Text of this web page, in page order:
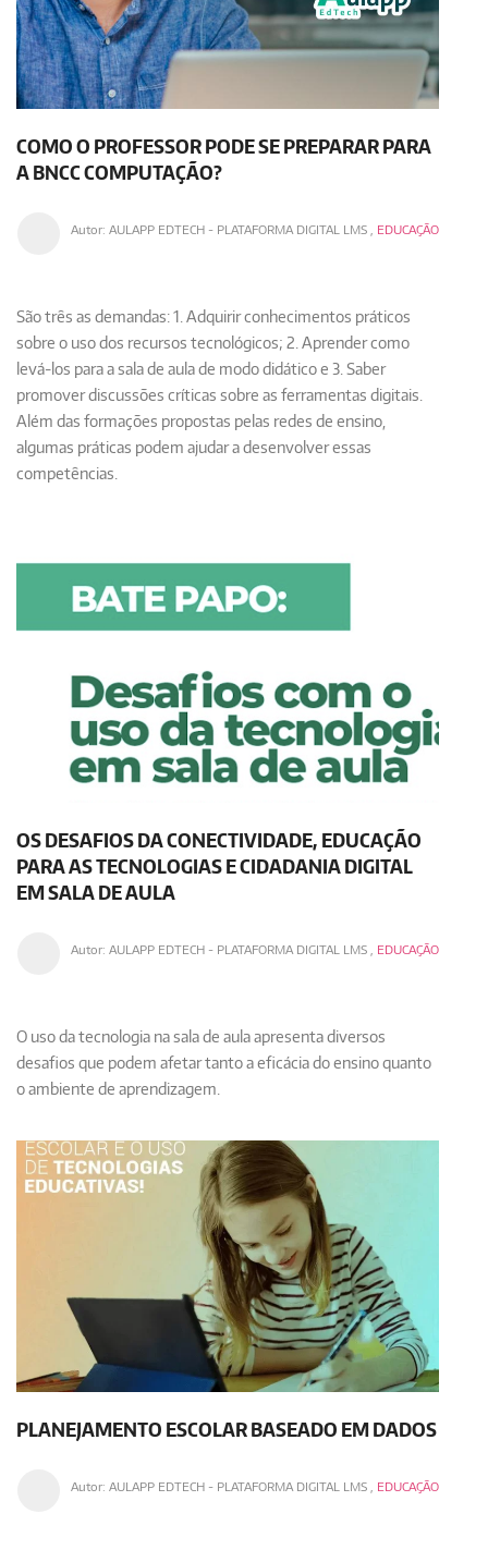
COMO O PROFESSOR PODE SE PREPARAR PARA
A BNCC COMPUTAÇÃO?
Autor: AULAPP EDTECH - PLATAFORMA DIGITAL LMS, EDUCAÇÃO
São três as demandas: 1. Adquirir conhecimentos práticos
sobre o uso dos recursos tecnológicos; 2. Aprender como
levá-los para a sala de aula de modo didático e 3. Saber
promover discussões críticas sobre as ferramentas digitais.
Além das formações propostas pelas redes de ensino,
algumas práticas podem ajudar a desenvolver essas
competências.
OS DESAFIOS DA CONECTIVIDADE, EDUCAÇÃO
PARA AS TECNOLOGIAS E CIDADANIA DIGITAL
EM SALA DE AULA
Autor: AULAPP EDTECH - PLATAFORMA DIGITAL LMS, EDUCAÇÃO
O uso da tecnologia na sala de aula apresenta diversos
desafios que podem afetar tanto a eficácia do ensino quanto
o ambiente de aprendizagem. ​​​​​​​
PLANEJAMENTO ESCOLAR BASEADO EM DADOS
Autor: AULAPP EDTECH - PLATAFORMA DIGITAL LMS, EDUCAÇÃO